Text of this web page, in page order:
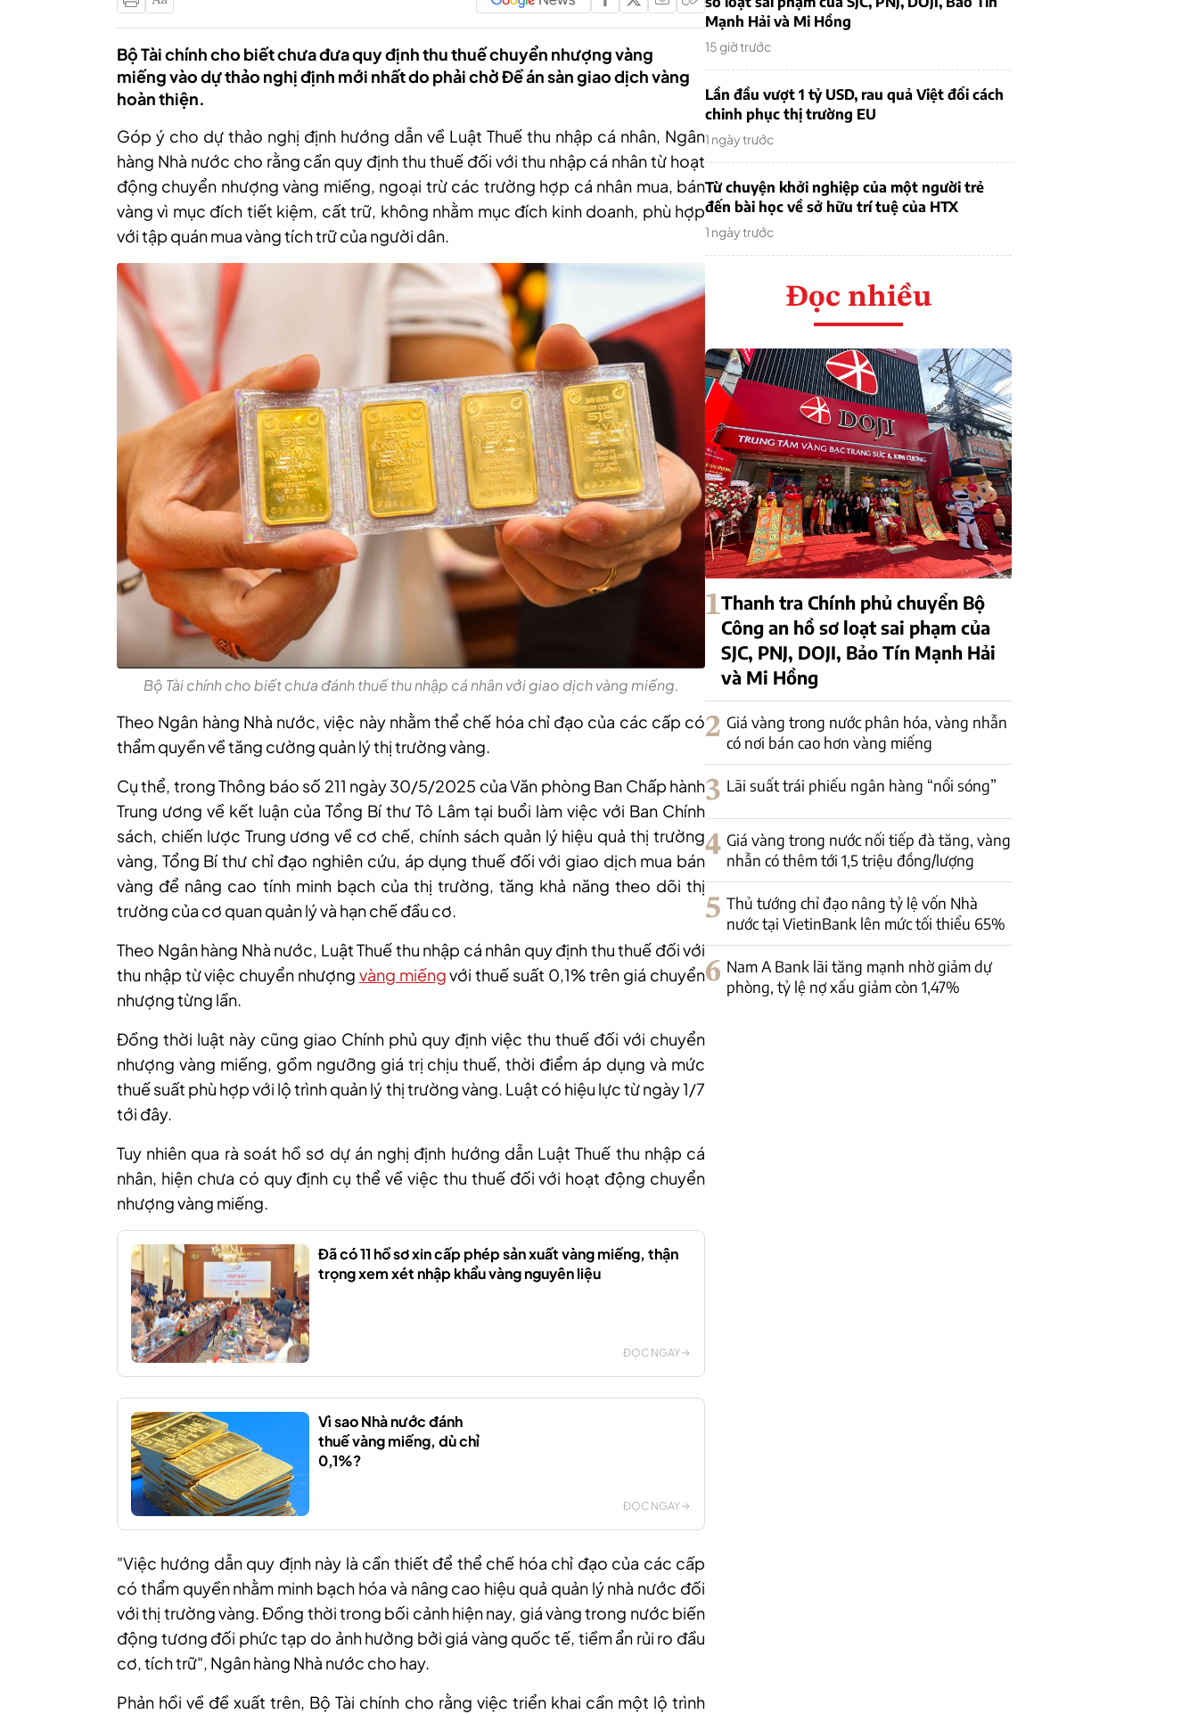
Bộ Tài chính cho biết chưa đưa quy định thu thuế chuyển nhượng vàng
miếng vào dự thảo nghị định mới nhất do phải chờ Đề án sàn giao dịch vàng
hoàn thiện.
Góp ý cho dự thảo nghị định hướng dẫn về Luật Thuế thu nhập cá nhân, Ngân
hàng Nhà nước cho rằng cần quy địnhthu thuế đối với thu nhập cá nhân từ hoạt
động chuyển nhượng vàng miếng, ngoại trừ các trường hợp cá nhân mua, bán
vàng vì mục đích tiết kiệm, cất trữ, không nhằm mục đích kinh doanh, phù hợp
với tập quán mua vàng tích trữ của người dân.
Bộ Tài chính cho biết chưa đánh thuế thu nhập cá nhân với giao dịch vàng miếng.
Theo Ngân hàng Nhà nước, việc này nhằm thể chế hóa chỉ đạo của các cấp có
thẩm quyền về tăng cường quản lý thị trường vàng.
Cụ thể, trong Thông báo số 211 ngày 30/5/2025 của Văn phòng Ban Chấp hành
Trung ương về kết luận của Tổng Bí thư Tô Lâm tại buổi làm việc với Ban Chính
sách, chiến lược Trung ương về cơ chế, chính sách quản lý hiệu quả thị trường
vàng, Tổng Bí thư chỉ đạo nghiên cứu, áp dụng thuế đối với giao dịch mua bán
vàng để nâng cao tính minh bạch của thị trường, tăng khả năng theo dõi thị
trường của cơ quan quản lý và hạn chế đầu cơ.
Theo Ngân hàng Nhà nước, Luật Thuế thu nhập cá nhân quy định thu thuế đối với
thu nhập từ việc chuyển nhượng vàng miếngvới thuế suất 0,1% trên giá chuyển
nhượng từng lần.
Đồng thời luật này cũng giao Chính phủ quy định việc thu thuế đối với chuyển
nhượng vàng miếng, gồm ngưỡng giá trị chịu thuế, thời điểm áp dụng và mức
thuế suất phù hợp với lộ trình quản lý thị trường vàng. Luật có hiệu lực từ ngày 1/7
tới đây.
Tuy nhiên qua rà soát hồ sơ dự án nghị định hướng dẫn Luật Thuế thu nhập cá
nhân, hiện chưa có quy định cụ thể về việc thu thuế đối với hoạt động chuyển
nhượng vàng miếng.
Đã có 11 hồ sơ xin cấp phép sản xuất vàng miếng, thận
trọng xem xét nhập khẩu vàng nguyên liệu
ĐỌC NGAY
Vì sao Nhà nước đánh
thuế vàng miếng, dù chỉ
0,1%?
ĐỌC NGAY
"Việc hướng dẫn quy định này là cần thiết để thể chế hóa chỉ đạo của các cấp
có thẩm quyền nhằm minh bạch hóa và nâng cao hiệu quả quản lý nhà nước đối
với thị trường vàng. Đồng thời trong bối cảnh hiện nay, giá vàng trong nước biến
động tương đối phức tạp do ảnh hưởng bởi giá vàng quốc tế, tiềm ẩn rủi ro đầu
cơ, tích trữ", Ngân hàng Nhà nước cho hay.
Phản hồi về đề xuất trên, Bộ Tài chính cho rằng việc triển khai cần một lộ trình
Mạnh Hải và Mi Hồng
15 giờ trước
Lần đầu vượt 1 tỷ USD, rau quả Việt đổi cách
chinh phục thị trường EU
1 ngày trước
Từ chuyện khởi nghiệp của một người trẻ
đến bài học về sở hữu trí tuệ của HTX
1 ngày trước
Đọc nhiều
1Thanh tra Chính phủ chuyển Bộ
Công an hồ sơ loạt sai phạm của
SJC, PNJ, DOJI, Bảo Tín Mạnh Hải
và Mi Hồng
2 Giá vàng trong nước phân hóa, vàng nhẫn
có nơi bán cao hơn vàng miếng
3 Lãi suất trái phiếu ngân hàng “nổi sóng”
4 Giá vàng trong nước nối tiếp đà tăng, vàng
nhẫn có thêm tới 1,5 triệu đồng/lượng
5 Thủ tướng chỉ đạo nâng tỷ lệ vốn Nhà
nước tại VietinBank lên mức tối thiểu 65%
6 Nam A Bank lãi tăng mạnh nhờ giảm dự
phòng, tỷ lệ nợ xấu giảm còn 1,47%